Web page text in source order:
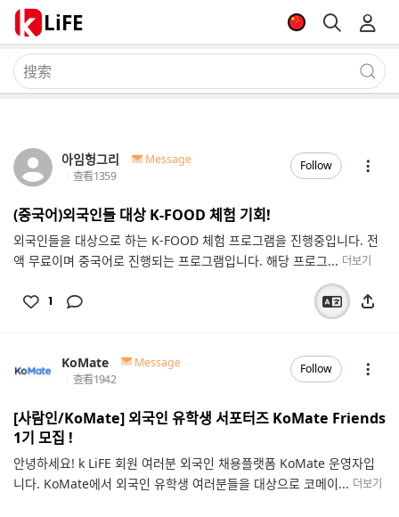
LiFE
아임헝그리
Message
查看1359
Follow
(중국어)외국인들 대상 K-FOOD 체험 기회!
외국인들을 대상으로 하는 K-FOOD 체험 프로그램을 진행중입니다. 전
액 무료이며 중국어로 진행되는 프로그램입니다. 해당 프로그... 더보기
1
KoMate
Message
查看1942
Follow
[사람인/KoMate] 외국인 유학생 서포터즈 KoMate Friends
1기 모집 !
안녕하세요! k LiFE 회원 여러분 외국인 채용플랫폼 KoMate 운영자입
니다. KoMate에서 외국인 유학생 여러분들을 대상으로 코메이... 더보기